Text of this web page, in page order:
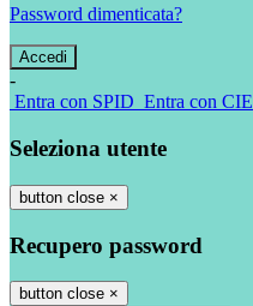
Password dimenticata?
-
Entra con SPID Entra con CIE
Seleziona utente
button close ×
Recupero password
button close ×